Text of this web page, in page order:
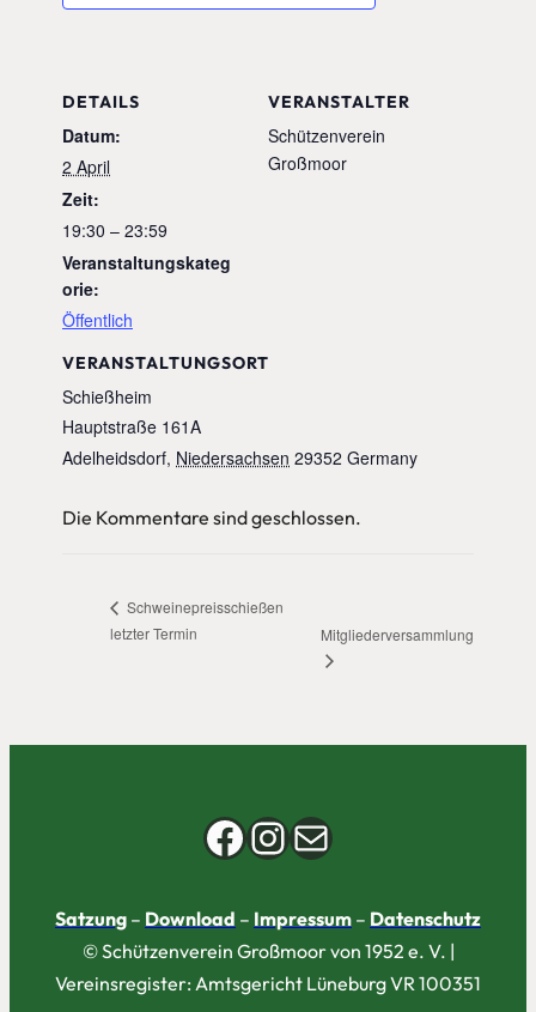
DETAILS
Datum:
2 April
Zeit:
19:30 – 23:59
Veranstaltungskateg
orie:
Öffentlich
VERANSTALTUNGSORT
Schießheim
Hauptstraße 161A
Adelheidsdorf, Niedersachsen 29352 Germany
VERANSTALTER
Schützenverein
Großmoor
Die Kommentare sind geschlossen.
Schweinepreisschießen
letzter Termin
Mitgliederversammlung
Facebook
Instagram
E-Mail
Satzung – Download – Impressum – Datenschutz
© Schützenverein Großmoor von 1952 e. V. |
Vereinsregister: Amtsgericht Lüneburg VR 100351